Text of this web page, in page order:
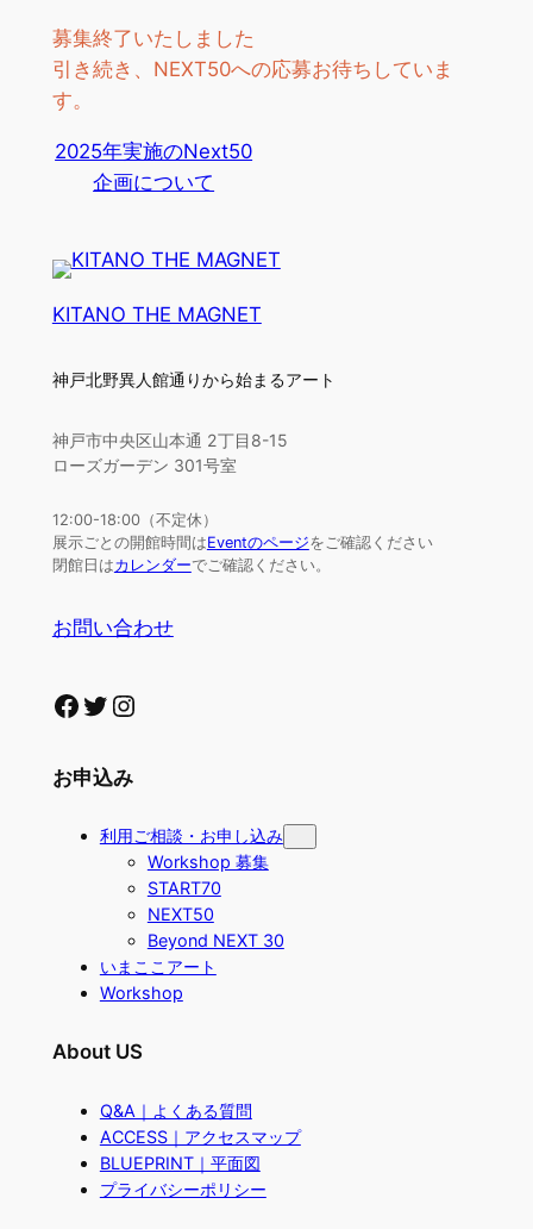
募集終了いたしました
引き続き、NEXT50への応募お待ちしていま
す。
2025年実施のNext50
企画について
KITANO THE MAGNET
神戸北野異人館通りから始まるアート
神戸市中央区山本通 2丁目8-15
ローズガーデン 301号室
12:00-18:00（不定休）
展示ごとの開館時間はEventのページをご確認ください
閉館日はカレンダーでご確認ください。
お問い合わせ
Facebook Twitter Instagram
お申込み
利用ご相談・お申し込み
Workshop 募集
START70
NEXT50
Beyond NEXT 30
いまここアート
Workshop
About US
Q&A｜よくある質問
ACCESS｜アクセスマップ
BLUEPRINT｜平面図
プライバシーポリシー